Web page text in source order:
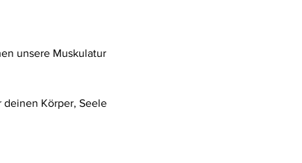
unsere Muskulatur
Körper, Seele